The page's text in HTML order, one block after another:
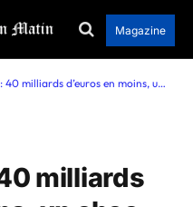
Magazine
d’euros en moins, un choc pour l’État
milliards